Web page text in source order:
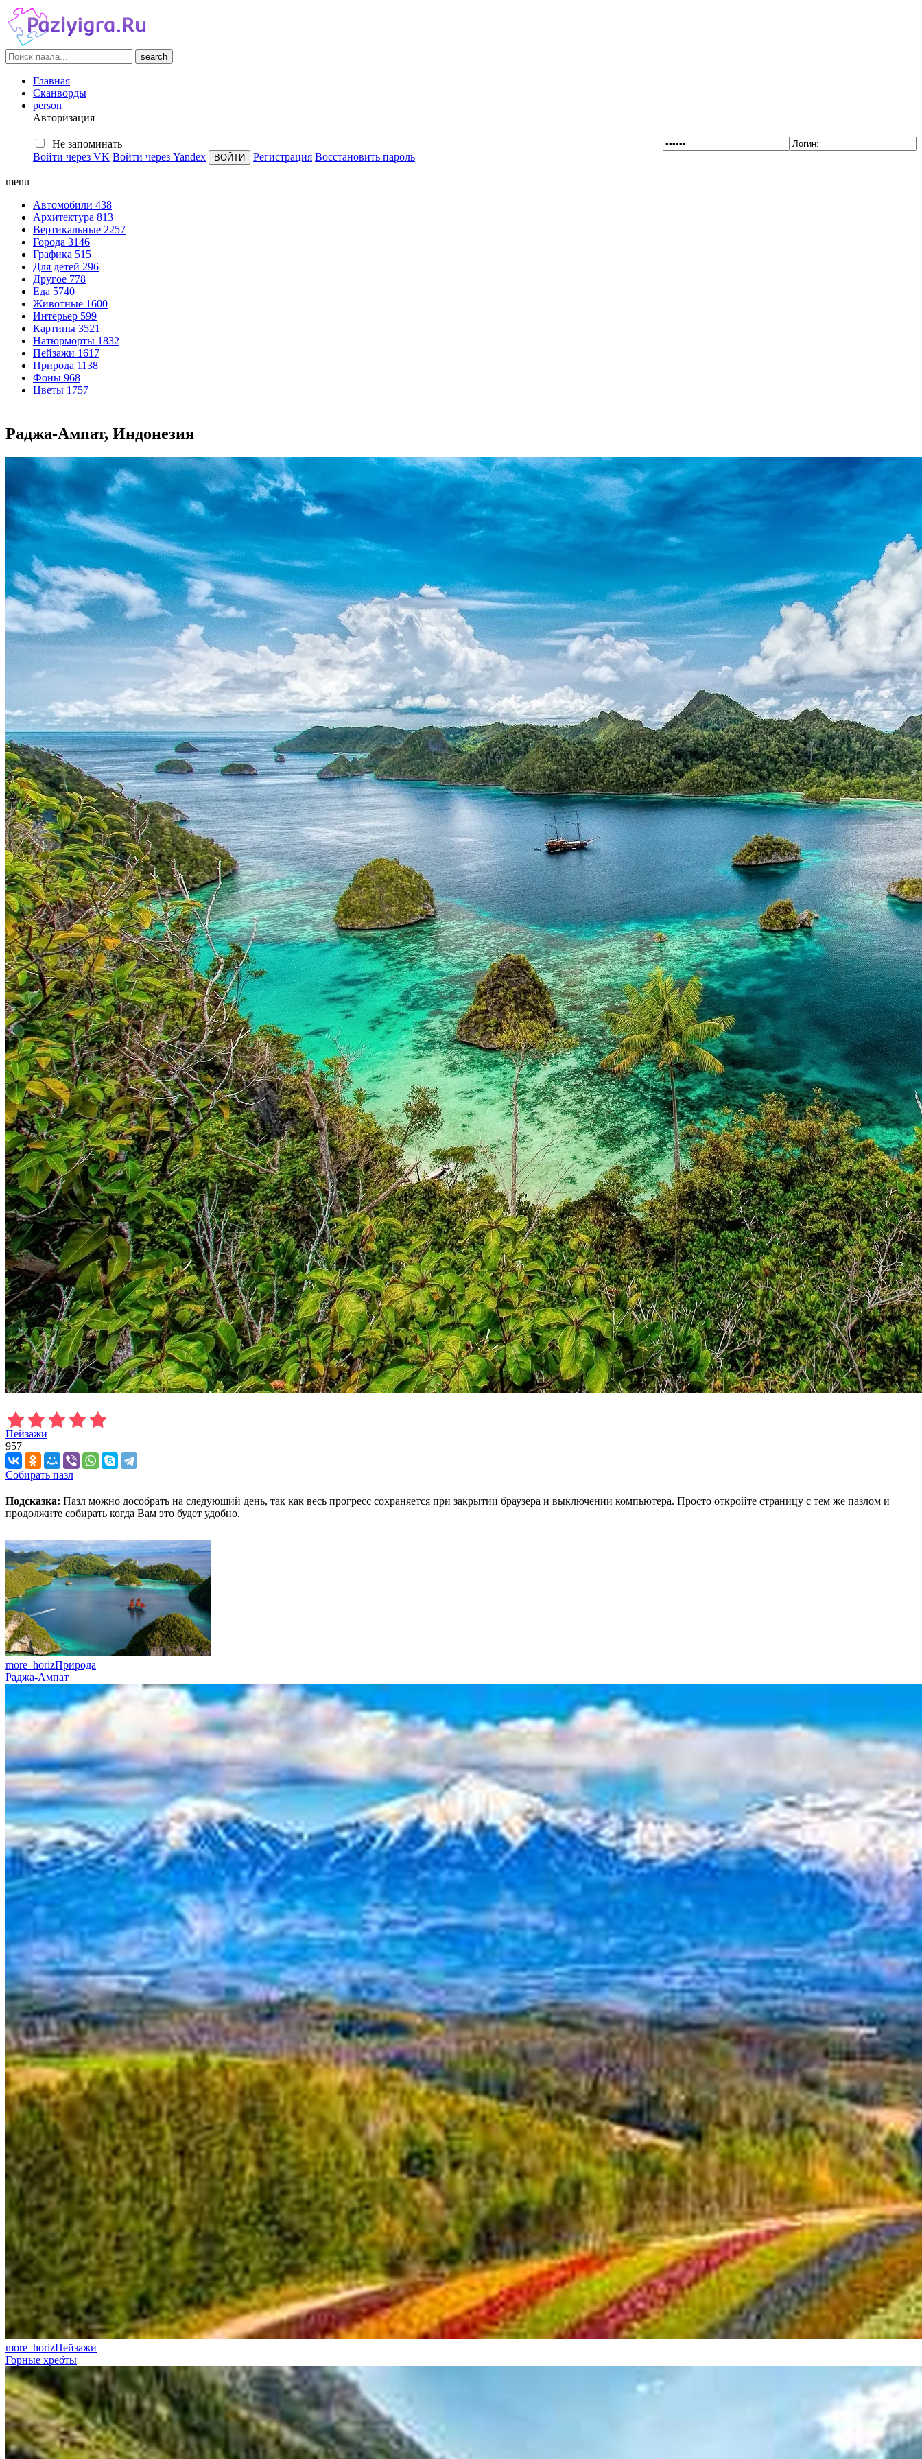
search
Главная
Сканворды
person
Авторизация
Не запоминать
Войти через VK Войти через Yandex Регистрация Восстановить пароль
menu
Автомобили 438
Архитектура 813
Вертикальные 2257
Города 3146
Графика 515
Для детей 296
Другое 778
Еда 5740
Животные 1600
Интерьер 599
Картины 3521
Натюрморты 1832
Пейзажи 1617
Природа 1138
Фоны 968
Цветы 1757
Раджа-Ампат, Индонезия
Пейзажи
957
Собирать пазл
Подсказка: Пазл можно дособрать на следующий день, так как весь прогресс сохраняется при закрытии браузера и выключении компьютера. Просто откройте страницу с тем же пазлом и
продолжите собирать когда Вам это будет удобно.
more_horizПрирода
Раджа-Ампат
more_horizПейзажи
Горные хребты